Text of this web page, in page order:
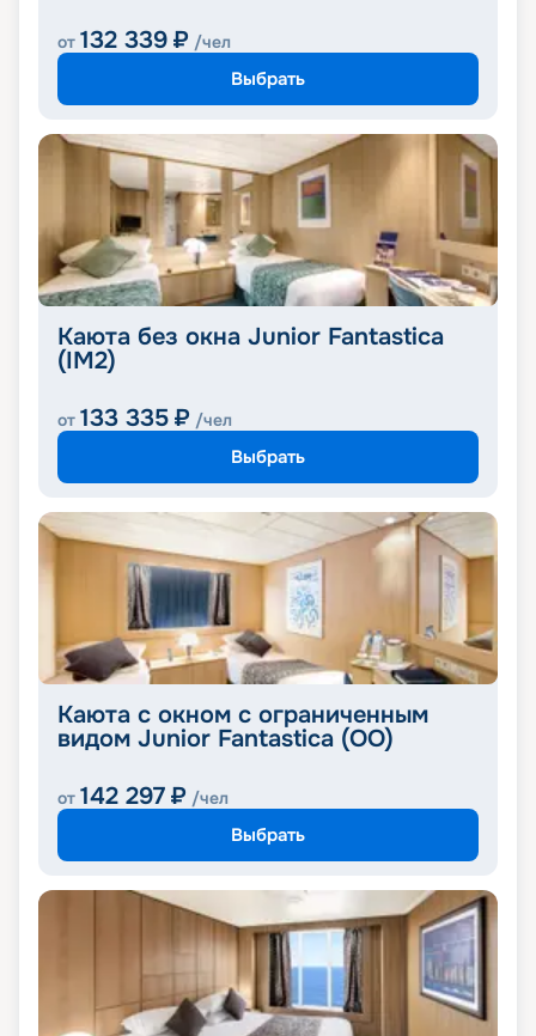
от 132 339 ₽ /чел
Выбрать
Каюта без окна Junior Fantastica
(IM2)
от 133 335 ₽ /чел
Выбрать
Каюта с окном с ограниченным
видом Junior Fantastica (OO)
от 142 297 ₽ /чел
Выбрать